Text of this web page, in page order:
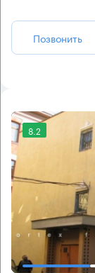
Позвонить
8.2